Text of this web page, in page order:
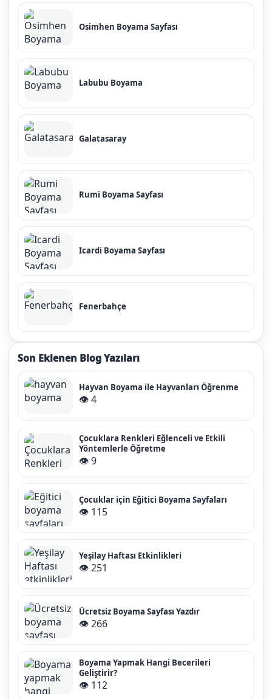
Osimhen Boyama Sayfası
Labubu Boyama
Galatasaray
Rumi Boyama Sayfası
Icardi Boyama Sayfası
Fenerbahçe
Son Eklenen Blog Yazıları
Hayvan Boyama ile Hayvanları Öğrenme
👁️ 4
Çocuklara Renkleri Eğlenceli ve Etkili
Yöntemlerle Öğretme
👁️ 9
Çocuklar için Eğitici Boyama Sayfaları
👁️ 115
Yeşilay Haftası Etkinlikleri
👁️ 251
Ücretsiz Boyama Sayfası Yazdır
👁️ 266
Boyama Yapmak Hangi Becerileri
Geliştirir?
👁️ 112